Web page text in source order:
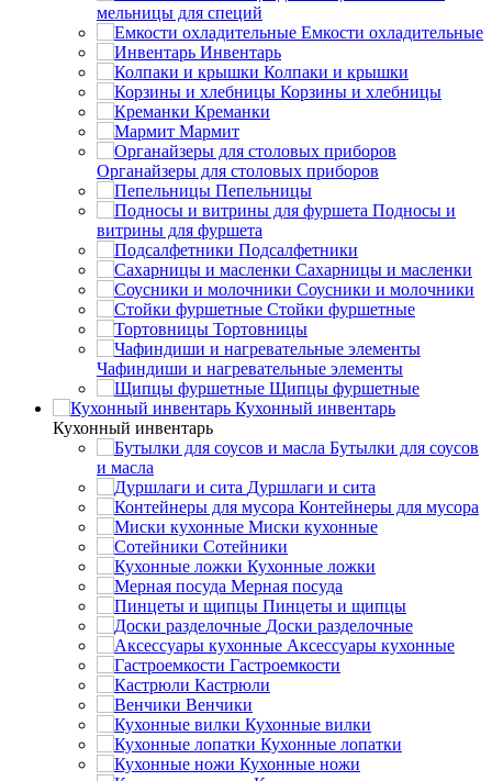
мельницы для специй
Емкости охладительные
Инвентарь
Колпаки и крышки
Корзины и хлебницы
Креманки
Мармит
Органайзеры для столовых приборов
Пепельницы
Подносы и
витрины для фуршета
Подсалфетники
Сахарницы и масленки
Соусники и молочники
Стойки фуршетные
Тортовницы
Чафиндиши и нагревательные элементы
Щипцы фуршетные
Кухонный инвентарь
Кухонный инвентарь
Бутылки для соусов
и масла
Дуршлаги и сита
Контейнеры для мусора
Миски кухонные
Сотейники
Кухонные ложки
Мерная посуда
Пинцеты и щипцы
Доски разделочные
Аксессуары кухонные
Гастроемкости
Кастрюли
Венчики
Кухонные вилки
Кухонные лопатки
Кухонные ножи